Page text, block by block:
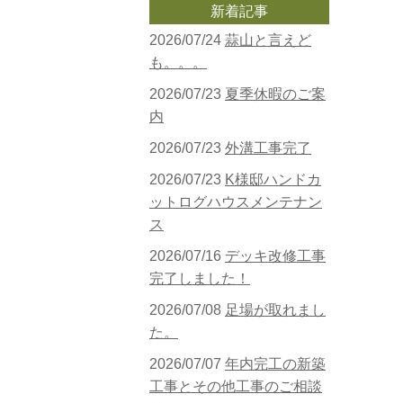
新着記事
2026/07/24 蒜山と言えど
も。。。
2026/07/23 夏季休暇のご案
内
2026/07/23 外溝工事完了
2026/07/23 K様邸ハンドカ
ットログハウスメンテナン
ス
2026/07/16 デッキ改修工事
完了しました！
2026/07/08 足場が取れまし
た。
2026/07/07 年内完工の新築
工事とその他工事のご相談